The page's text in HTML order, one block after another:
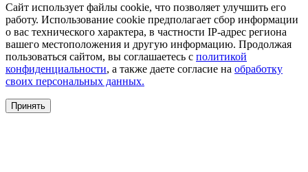
Сайт использует файлы cookie, что позволяет улучшить его
работу. Использование cookie предполагает сбор информации
о вас технического характера, в частности IP-адрес региона
вашего местоположения и другую информацию. Продолжая
пользоваться сайтом, вы соглашаетесь с политикой
конфиденциальности, а также даете согласие на обработку
своих персональных данных.
Принять